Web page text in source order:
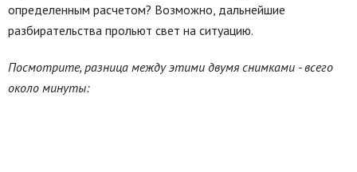
определенным расчетом? Возможно, дальнейшие
разбирательства прольют свет на ситуацию.
Посмотрите, разница между этими двумя снимками - всего
около минуты: